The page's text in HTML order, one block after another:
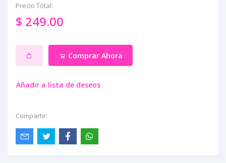
Precio Total:
$ 249.00
Comprar Ahora
Añadir a lista de deseos
Compartir: